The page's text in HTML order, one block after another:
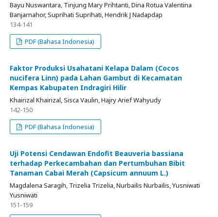
Bayu Nuswantara, Tinjung Mary Prihtanti, Dina Rotua Valentina
Banjarnahor, Suprihati Suprihati, Hendrik J Nadapdap
134-141
PDF (Bahasa Indonesia)
Faktor Produksi Usahatani Kelapa Dalam (Cocos
nucifera Linn) pada Lahan Gambut di Kecamatan
Kempas Kabupaten Indragiri Hilir
Khairizal Khairizal, Sisca Vaulin, Hajry Arief Wahyudy
142-150
PDF (Bahasa Indonesia)
Uji Potensi Cendawan Endofit Beauveria bassiana
terhadap Perkecambahan dan Pertumbuhan Bibit
Tanaman Cabai Merah (Capsicum annuum L.)
Magdalena Saragih, Trizelia Trizelia, Nurbailis Nurbailis, Yusniwati
Yusniwati
151-159